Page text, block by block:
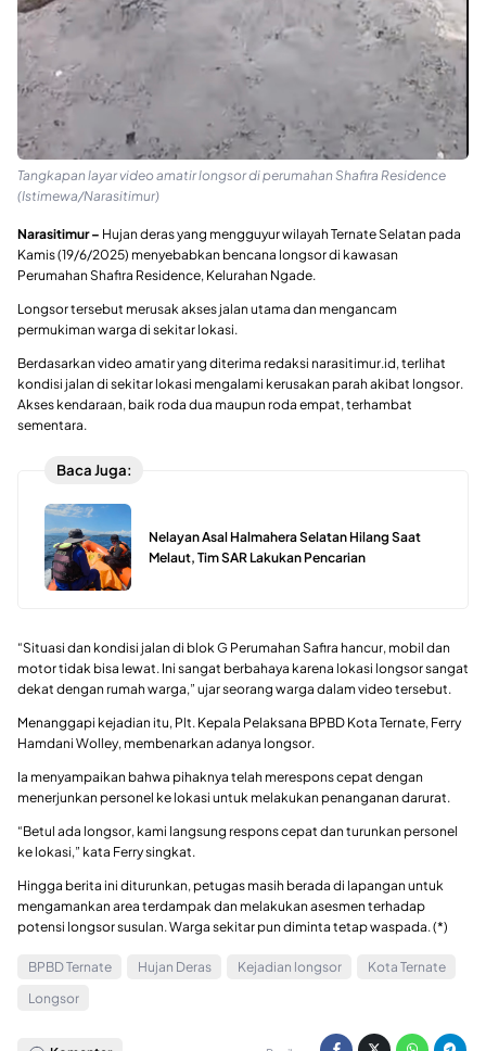
Tangkapan layar video amatir longsor di perumahan Shafira Residence
(Istimewa/Narasitimur)
Narasitimur – Hujan deras yang mengguyur wilayah Ternate Selatan pada
Kamis (19/6/2025) menyebabkan bencana longsor di kawasan
Perumahan Shafira Residence, Kelurahan Ngade.
Longsor tersebut merusak akses jalan utama dan mengancam
permukiman warga di sekitar lokasi.
Berdasarkan video amatir yang diterima redaksi narasitimur.id, terlihat
kondisi jalan di sekitar lokasi mengalami kerusakan parah akibat longsor.
Akses kendaraan, baik roda dua maupun roda empat, terhambat
sementara.
Baca Juga:
Nelayan Asal Halmahera Selatan Hilang Saat
Melaut, Tim SAR Lakukan Pencarian
“Situasi dan kondisi jalan di blok G Perumahan Safira hancur, mobil dan
motor tidak bisa lewat. Ini sangat berbahaya karena lokasi longsor sangat
dekat dengan rumah warga,” ujar seorang warga dalam video tersebut.
Menanggapi kejadian itu, Plt. Kepala Pelaksana BPBD Kota Ternate, Ferry
Hamdani Wolley, membenarkan adanya longsor.
Ia menyampaikan bahwa pihaknya telah merespons cepat dengan
menerjunkan personel ke lokasi untuk melakukan penanganan darurat.
“Betul ada longsor, kami langsung respons cepat dan turunkan personel
ke lokasi,” kata Ferry singkat.
Hingga berita ini diturunkan, petugas masih berada di lapangan untuk
mengamankan area terdampak dan melakukan asesmen terhadap
potensi longsor susulan. Warga sekitar pun diminta tetap waspada. (*)
BPBD Ternate Hujan Deras Kejadian longsor
Kota Ternate
Longsor